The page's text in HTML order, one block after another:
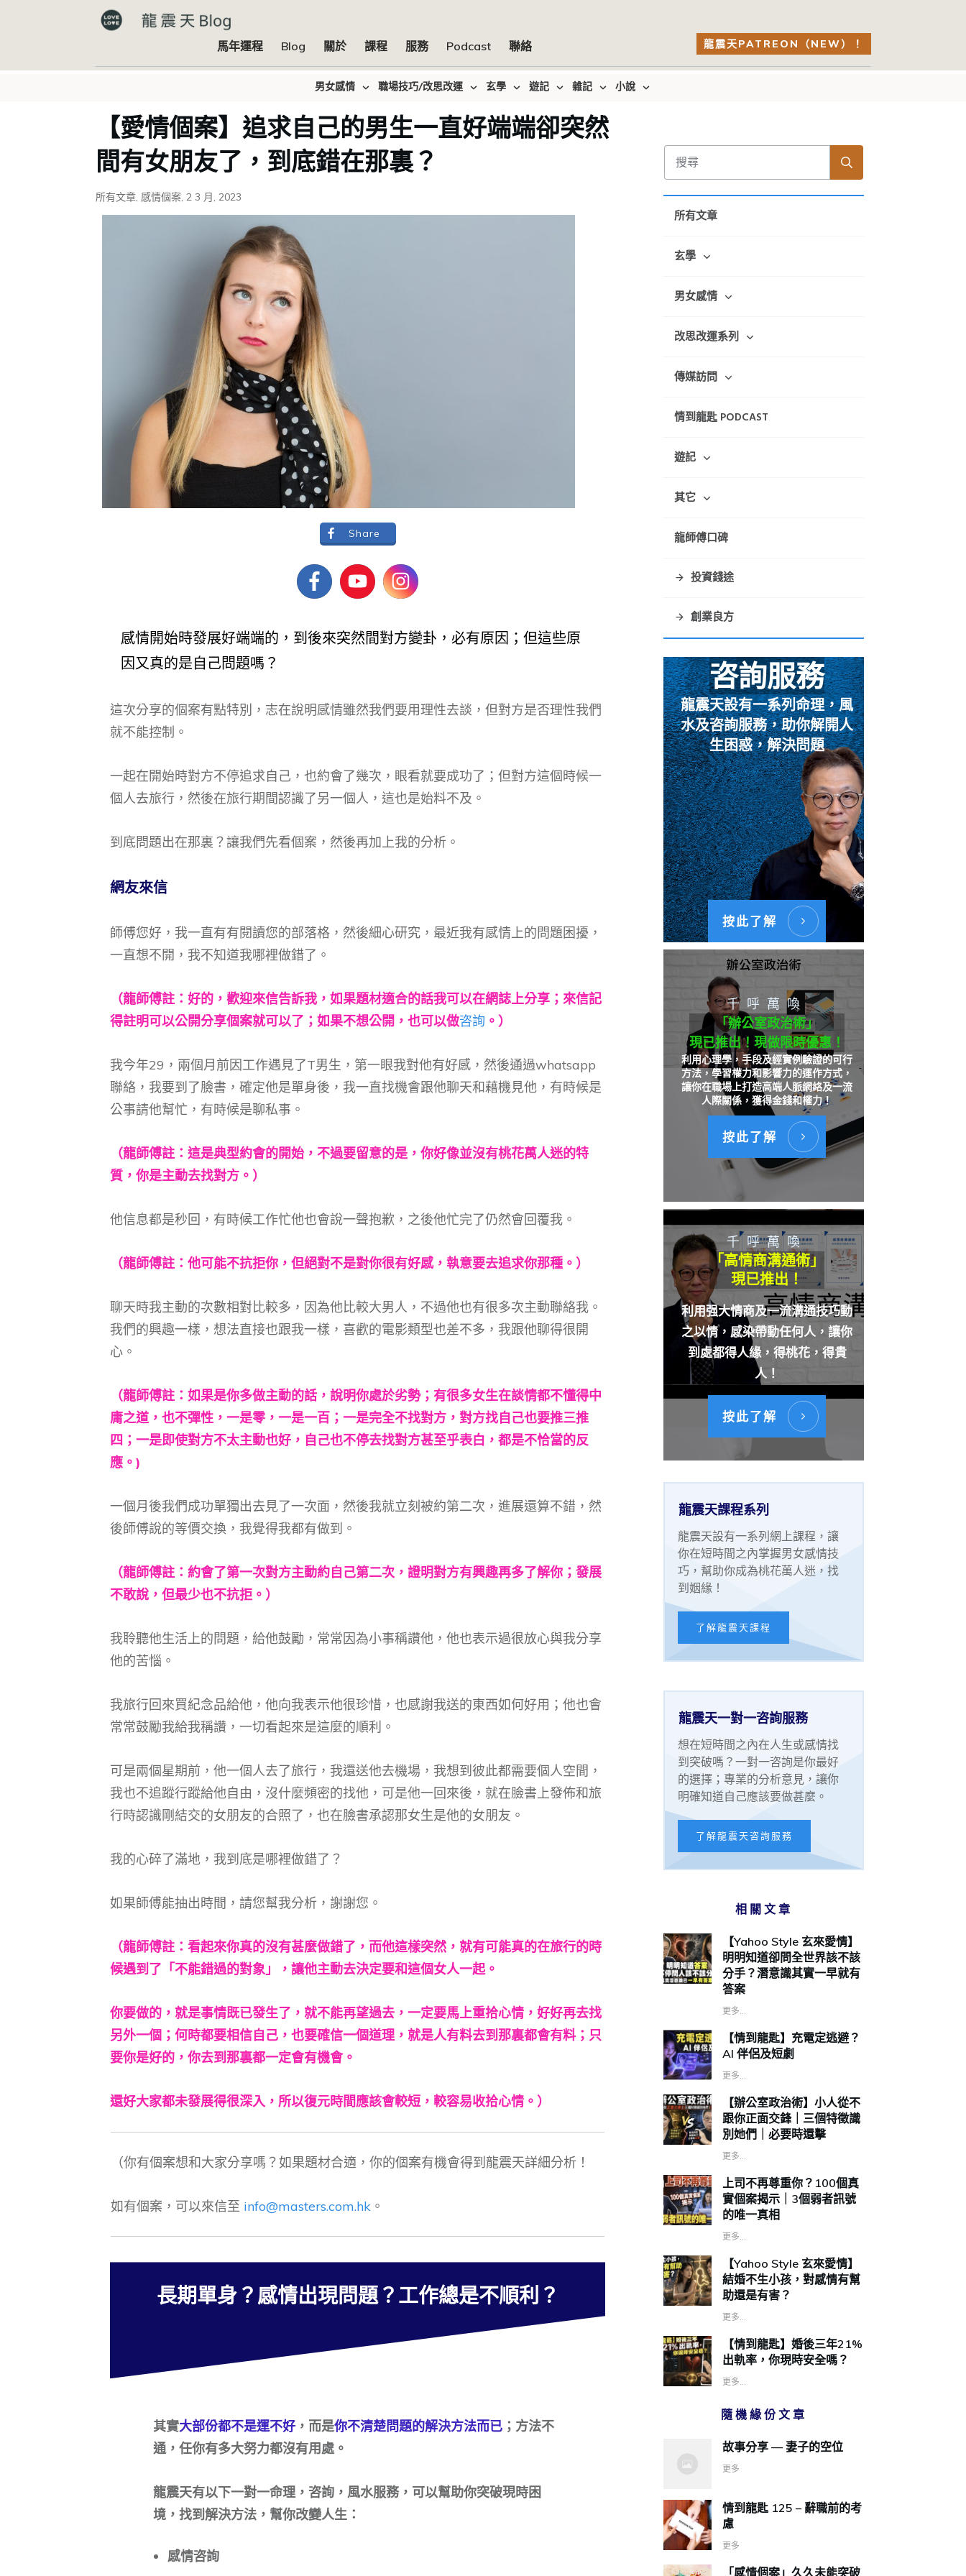
馬年運程 Blog 關於 課程 服務 Podcast 聯絡 龍震天PATREON（NEW）！
男女感情 職場技巧/改思改運 玄學 遊記 雜記 小說
【愛情個案】追求自己的男生一直好端端卻突然
間有女朋友了，到底錯在那裏？
所有文章, 感情個案, 2 3 月, 2023
Share
感情開始時發展好端端的，到後來突然間對方變卦，必有原因；但這些原
因又真的是自己問題嗎？
這次分享的個案有點特別，志在說明感情雖然我們要用理性去談，但對方是否理性我們
就不能控制。
一起在開始時對方不停追求自己，也約會了幾次，眼看就要成功了；但對方這個時候一
個人去旅行，然後在旅行期間認識了另一個人，這也是始料不及。
到底問題出在那裏？讓我們先看個案，然後再加上我的分析。
網友來信
師傅您好，我一直有有閱讀您的部落格，然後細心研究，最近我有感情上的問題困擾，
一直想不開，我不知道我哪裡做錯了。
（龍師傅註：好的，歡迎來信告訴我，如果題材適合的話我可以在網誌上分享；來信記
得註明可以公開分享個案就可以了；如果不想公開，也可以做咨詢 。）
我今年29，兩個月前因工作遇見了T男生，第一眼我對他有好感，然後通過whatsapp
聯絡，我要到了臉書，確定他是單身後，我一直找機會跟他聊天和藉機見他，有時候是
公事請他幫忙，有時候是聊私事。
（龍師傅註：這是典型約會的開始，不過要留意的是，你好像並沒有桃花萬人迷的特
質，你是主動去找對方。）
他信息都是秒回，有時候工作忙他也會說一聲抱歉，之後他忙完了仍然會回覆我。
（龍師傅註：他可能不抗拒你，但絕對不是對你很有好感，執意要去追求你那種。）
聊天時我主動的次數相對比較多，因為他比較大男人，不過他也有很多次主動聯絡我。
我們的興趣一樣，想法直接也跟我一樣，喜歡的電影類型也差不多，我跟他聊得很開
心。
（龍師傅註：如果是你多做主動的話，說明你處於劣勢；有很多女生在談情都不懂得中
庸之道，也不彈性，一是零，一是一百；一是完全不找對方，對方找自己也要推三推
四；一是即使對方不太主動也好，自己也不停去找對方甚至乎表白，都是不恰當的反
應。)
一個月後我們成功單獨出去見了一次面，然後我就立刻被約第二次，進展還算不錯，然
後師傅說的等價交換，我覺得我都有做到。
（龍師傅註：約會了第一次對方主動約自己第二次，證明對方有興趣再多了解你；發展
不敢說，但最少也不抗拒。）
我聆聽他生活上的問題，給他鼓勵，常常因為小事稱讚他，他也表示過很放心與我分享
他的苦惱。
我旅行回來買紀念品給他，他向我表示他很珍惜，也感謝我送的東西如何好用；他也會
常常鼓勵我給我稱讚，一切看起來是這麼的順利。
可是兩個星期前，他一個人去了旅行，我還送他去機場，我想到彼此都需要個人空間，
我也不追蹤行蹤給他自由，沒什麼頻密的找他，可是他一回來後，就在臉書上發佈和旅
行時認識剛結交的女朋友的合照了，也在臉書承認那女生是他的女朋友。
我的心碎了滿地，我到底是哪裡做錯了？
如果師傅能抽出時間，請您幫我分析，謝謝您。
（龍師傅註：看起來你真的沒有甚麼做錯了，而他這樣突然，就有可能真的在旅行的時
候遇到了「不能錯過的對象」，讓他主動去決定要和這個女人一起。
你要做的，就是事情既已發生了，就不能再望過去，一定要馬上重拾心情，好好再去找
另外一個；何時都要相信自己，也要確信一個道理，就是人有料去到那裏都會有料；只
要你是好的，你去到那裏都一定會有機會。
還好大家都未發展得很深入，所以復元時間應該會較短，較容易收拾心情。）
（你有個案想和大家分享嗎？如果題材合適，你的個案有機會得到龍震天詳細分析！
如有個案，可以來信至 info@masters.com.hk 。
長期單身？感情出現問題？工作總是不順利？
其實大部份都不是運不好 ，而是你不清楚問題的解決方法而已 ；方法不
通，任你有多大努力都沒有用處。
龍震天有以下一對一命理，咨詢，風水服務，可以幫助你突破現時困
境，找到解決方法，幫你改變人生：
感情咨詢
所有文章
玄學
男女感情
改思改運系列
傳媒訪問
情到龍匙 PODCAST
遊記
其它
龍師傅口碑
投資錢途
創業良方
咨詢服務
龍震天設有一系列命理，風
水及咨詢服務，助你解開人
生困惑，解決問題
按此了解
千呼萬喚
「辦公室政治術」
現已推出！現做限時優惠！
利用心理學，手段及經實例驗證的可行
方法，學習權力和影響力的運作方式，
讓你在職場上打造高端人脈網絡及一流
人際關係，獲得金錢和權力！
按此了解
千呼萬喚
「高情商溝通術」
現已推出！
利用强大情商及一流溝通技巧動
之以情，感染帶動任何人，讓你
到處都得人緣，得桃花，得貴
人！
按此了解
龍震天課程系列
龍震天設有一系列網上課程，讓
你在短時間之內掌握男女感情技
巧，幫助你成為桃花萬人迷，找
到姻緣！
了解龍震天課程
龍震天一對一咨詢服務
想在短時間之內在人生或感情找
到突破嗎？一對一咨詢是你最好
的選擇；專業的分析意見，讓你
明確知道自己應該要做甚麼。
了解龍震天咨詢服務
相關文章
【Yahoo Style 玄來愛情】
明明知道卻問全世界該不該
分手？潛意識其實一早就有
答案
更多...
【情到龍匙】充電定逃避？
AI 伴侶及短劇
更多...
【辦公室政治術】小人從不
跟你正面交鋒｜三個特徵識
別她們｜必要時還擊
更多...
上司不再尊重你？100個真
實個案揭示｜3個弱者訊號
的唯一真相
更多...
【Yahoo Style 玄來愛情】
結婚不生小孩，對感情有幫
助還是有害？
更多...
【情到龍匙】婚後三年21%
出軌率，你現時安全嗎？
更多...
隨機緣份文章
故事分享 — 妻子的空位
更多
情到龍匙 125 – 辭職前的考
慮
更多
「感情個案」久久未能突破